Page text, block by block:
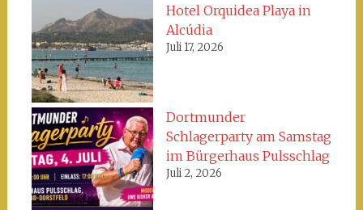
Hotel Orquidea Playa in
Alcúdia
Juli 17, 2026
Dortmunder
Schlagerparty am Samstag
im Bürgerhaus Pulsschlag
Juli 2, 2026